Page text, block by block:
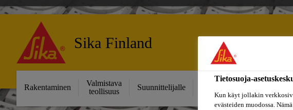
Sika Finland
Rakentaminen
Valmistava
teollisuus
Suunnittelijalle
Ratkaisut
projekteihin
Tietosuoja-
Kun käyt jollakin
evästeiden muodossa.